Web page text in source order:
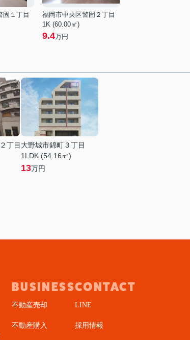
固１丁目
福岡市中央区警固２丁目
1K (60.00㎡)
9.4万円
丁目 大野城市錦町３丁目
1LDK (54.16㎡)
13万円
BUSINESS
不動産売却
不動産購入
CONTACT
LINE
採用情報